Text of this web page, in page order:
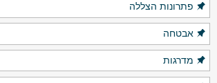
פתרונות הצללה
אבטחה
מדרגות